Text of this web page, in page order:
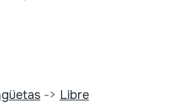
-> Libre